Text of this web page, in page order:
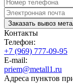
Заказать вывоз
Контакты
Телефон:
+7 (969) 777-09-95
E-mail:
priem@metall1.ru
Адреса пунктов